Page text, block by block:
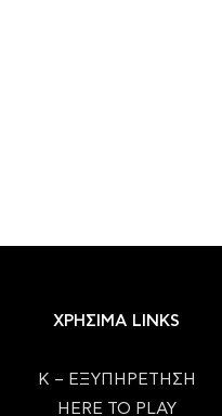
ΧΡΗΣΙΜΑ LINKS
Κ – ΕΞΥΠΗΡΕΤΗΣΗ
HERE TO PLAY